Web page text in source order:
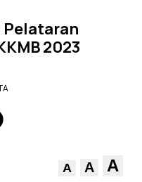
Pelataran
2023
A A A